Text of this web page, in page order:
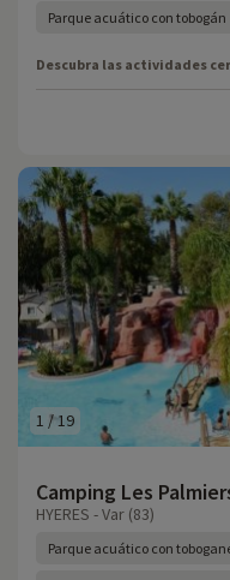
Parque acuático con tobogán
Descubra las actividades
1 /19
Camping Les
HYERES - Var (83)
Parque acuático con